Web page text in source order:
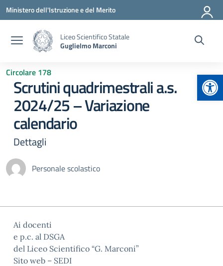
Vai ai contenuti
Vai al menu di navigazione
Vai al footer
Ministero dell'Istruzione e del Merito
Liceo Scientifico Statale
Guglielmo Marconi
Circolare 178
Scrutini quadrimestrali a.s.
2024/25 – Variazione
calendario
Dettagli
Personale scolastico
Ai docenti
e p.c. al DSGA
del Liceo Scientifico “G. Marconi”
Sito web – SEDI